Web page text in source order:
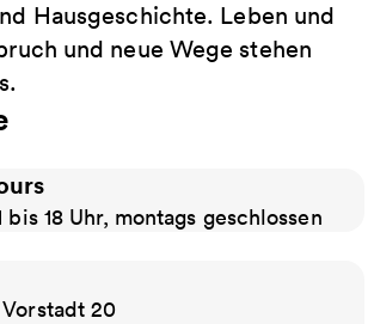
Hausgeschichte. Leben und
und neue Wege stehen
bis 18 Uhr, montags geschlossen
20